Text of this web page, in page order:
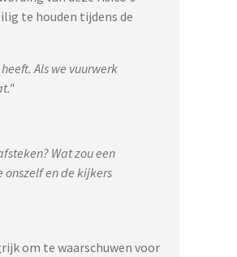
te houden tijdens de
Als we vuurwerk
Wat zou een
en de kijkers
om te waarschuwen voor